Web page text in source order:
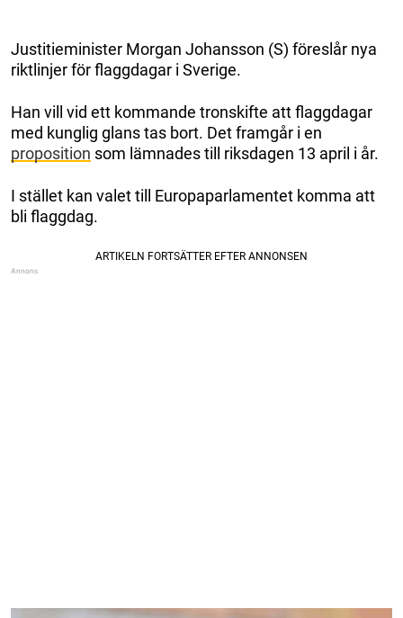
Justitieminister Morgan Johansson (S) föreslår nya
riktlinjer för flaggdagar i Sverige.
Han vill vid ett kommande tronskifte att flaggdagar
med kunglig glans tas bort. Det framgår i en
proposition som lämnades till riksdagen 13 april i år.
I stället kan valet till Europaparlamentet komma att
bli flaggdag.